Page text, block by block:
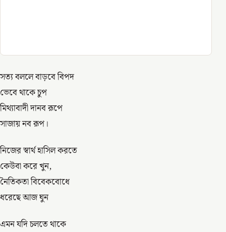
সত্য বললে বাড়বে বিপদ
ভেবে থাকে চুপ
মিথ্যাবাদী দানব রূপে
সাজায় নব রূপ।
নিজের স্বার্থ হাসিল করতে
কেউবা করে খুন,
নৈতিকতা বিবেকবোধে
ধরেছে আজ ঘুন
এমন যদি চলতে থাকে